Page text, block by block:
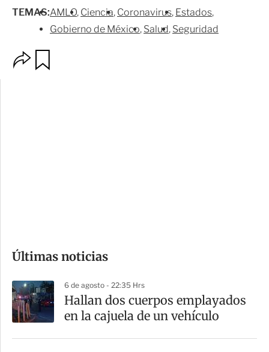
TEMAS:AMLO Ciencia Coronavirus Estados
Gobierno de México Salud Seguridad
p
m
a
t
i
Últimas noticias
6 de agosto - 22:35 Hrs
Hallan dos cuerpos emplayados
en la cajuela de un vehículo